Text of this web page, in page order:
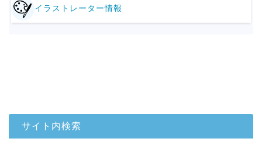
イラストレーター情報
サイト内検索